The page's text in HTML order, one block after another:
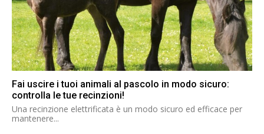
Fai uscire i tuoi animali al pascolo in modo sicuro:
controlla le tue recinzioni!
Una recinzione elettrificata è un modo sicuro ed efficace per
mantenere...